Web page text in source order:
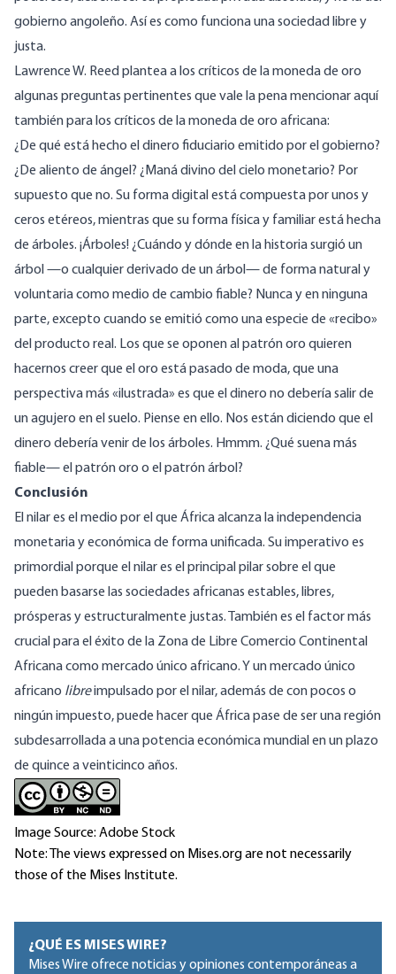
gobierno angoleño. Así es como funciona una sociedad libre y
justa.
Lawrence W. Reed plantea a los críticos de la moneda de oro
algunas preguntas pertinentes que vale la pena mencionar aquí
también para los críticos de la moneda de oro africana:
¿De qué está hecho el dinero fiduciario emitido por el gobierno?
¿De aliento de ángel? ¿Maná divino del cielo monetario? Por
supuesto que no. Su forma digital está compuesta por unos y
ceros etéreos, mientras que su forma física y familiar está hecha
de árboles. ¡Árboles! ¿Cuándo y dónde en la historia surgió un
árbol —o cualquier derivado de un árbol— de forma natural y
voluntaria como medio de cambio fiable? Nunca y en ninguna
parte, excepto cuando se emitió como una especie de «recibo»
del producto real. Los que se oponen al patrón oro quieren
hacernos creer que el oro está pasado de moda, que una
perspectiva más «ilustrada» es que el dinero no debería salir de
un agujero en el suelo. Piense en ello. Nos están diciendo que el
dinero debería venir de los árboles. Hmmm. ¿Qué suena más
fiable— el patrón oro o el patrón árbol?
Conclusión
El nilar es el medio por el que África alcanza la independencia
monetaria y económica de forma unificada. Su imperativo es
primordial porque el nilar es el principal pilar sobre el que
pueden basarse las sociedades africanas estables, libres,
prósperas y estructuralmente justas. También es el factor más
crucial para el éxito de la Zona de Libre Comercio Continental
Africana como mercado único africano. Y un mercado único
africano libreimpulsado por el nilar, además de con pocos o
ningún impuesto, puede hacer que África pase de ser una región
subdesarrollada a una potencia económica mundial en un plazo
de quince a veinticinco años.
Image Source: Adobe Stock
Note: The views expressed on Mises.org are not necessarily
those of the Mises Institute.
¿QUÉ ES MISES WIRE?
Mises Wire ofrece noticias y opiniones contemporáneas a